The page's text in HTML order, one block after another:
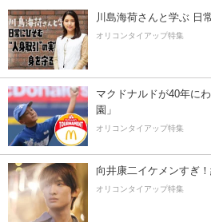
川島海荷さんと学ぶ 日
オリコンタイアップ特集
マクドナルドが40年に
園」
オリコンタイアップ特集
向井康二イケメンすぎ
オリコンタイアップ特集